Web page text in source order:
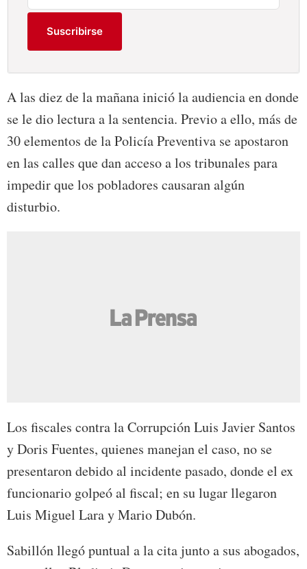
Suscribirse
A las diez de la mañana inició la audiencia en donde
se le dio lectura a la sentencia. Previo a ello, más de
30 elementos de la Policía Preventiva se apostaron
en las calles que dan acceso a los tribunales para
impedir que los pobladores causaran algún
disturbio.
Los fiscales contra la Corrupción Luis Javier Santos
y Doris Fuentes, quienes manejan el caso, no se
presentaron debido al incidente pasado, donde el ex
funcionario golpeó al fiscal; en su lugar llegaron
Luis Miguel Lara y Mario Dubón.
Sabillón llegó puntual a la cita junto a sus abogados,